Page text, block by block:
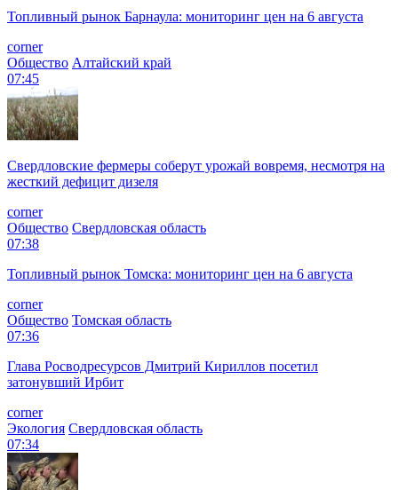
Топливный рынок Барнаула: мониторинг цен на 6 августа
corner
Общество Алтайский край
07:45
Свердловские фермеры соберут урожай вовремя, несмотря на
жесткий дефицит дизеля
corner
Общество Свердловская область
07:38
Топливный рынок Томска: мониторинг цен на 6 августа
corner
Общество Томская область
07:36
Глава Росводресурсов Дмитрий Кириллов посетил
затонувший Ирбит
corner
Экология Свердловская область
07:34